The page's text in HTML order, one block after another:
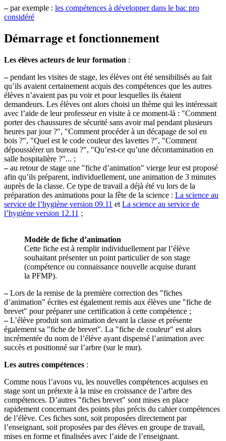
–par exemple : les compétences à développer dans le bac pro
considéré
Démarrage et fonctionnement
Les élèves acteurs de leur formation :
–pendant les visites de stage, les élèves ont été sensibilisés au fait
qu’ils avaient certainement acquis des compétences que les autres
élèves n’avaient pas pu voir et pour lesquelles ils étaient
demandeurs. Les élèves ont alors choisi un thème qui les intéressait
avec l’aide de leur professeur en visite à ce moment-là : "Comment
porter des chaussures de sécurité sans avoir mal pendant plusieurs
heures par jour ?", "Comment procéder à un décapage de sol en
bois ?", "Quel est le code couleur des lavettes ?", "Comment
dépoussiérer un bureau ?", "Qu’est-ce qu’une décontamination en
salle hospitalière ?"... ;
–au retour de stage une "fiche d’animation" vierge leur est proposé
afin qu’ils préparent, individuellement, une animation de 3 minutes
auprès de la classe. Ce type de travail a déjà été vu lors de la
préparation des animations pour la fête de la science : La science au
service de l’hygiène version 09.11 et La science au service de
l’hygiène version 12.11 ;
Modèle de fiche d’animation
Cette fiche est à remplir individuellement par l’élève
souhaitant présenter un point particulier de son stage
(compétence ou connaissance nouvelle acquise durant
la PFMP).
–Lors de la remise de la première correction des "fiches
d’animation" écrites est également remis aux élèves une "fiche de
brevet" pour préparer une certification à cette compétence ;
–L’élève produit son animation devant la classe et présente
également sa "fiche de brevet". La "fiche de couleur" est alors
incrémentée du nom de l’élève ayant dispensé l’animation avec
succès et positionné sur l’arbre (sur le mur).
Les autres compétences :
Comme nous l’avons vu, les nouvelles compétences acquises en
stage sont un prétexte à la mise en croissance de l’arbre des
compétences. D’autres "fiches brevet" sont mises en place
rapidement concernant des points plus précis du cahier compétences
de l’élève. Ces fiches sont, soit proposées directement par
l’enseignant, soit proposées par des élèves en groupe de travail,
mises en forme et finalisées avec l’aide de l’enseignant.